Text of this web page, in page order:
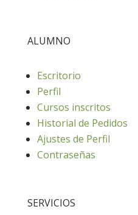
ALUMNO
Escritorio
Perfil
Cursos inscritos
Historial de Pedidos
Ajustes de Perfil
Contraseñas
SERVICIOS